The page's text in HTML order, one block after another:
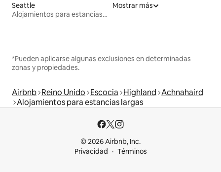
Seattle
Alojamientos para estancias largas
Mostrar más
*Pueden aplicarse algunas exclusiones en determinadas
zonas y propiedades.
Airbnb Reino Unido Escocia Highland Achnahaird
Alojamientos para estancias largas
© 2026 Airbnb, Inc.
Privacidad
Términos